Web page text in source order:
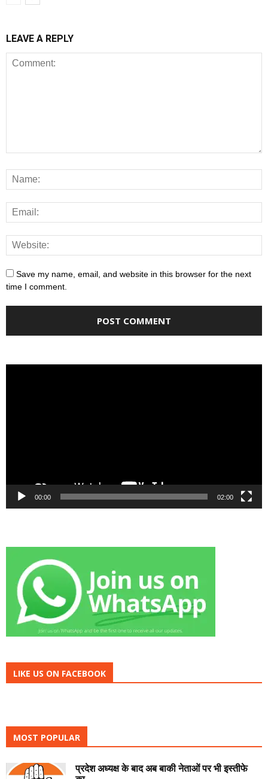
LEAVE A REPLY
Save my name, email, and website in this browser for the next
time I comment.
00:00 02:00
LIKE US ON FACEBOOK
MOST POPULAR
प्रदेश अध्यक्ष के बाद अब बाकी नेताओं पर भी इस्तीफे